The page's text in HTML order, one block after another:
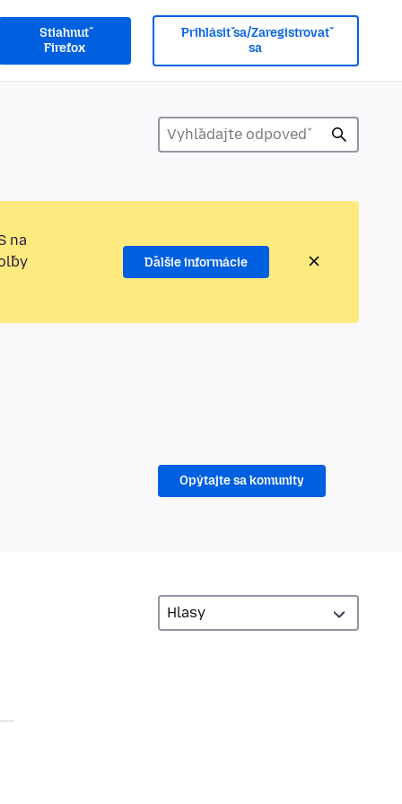
Stiahnuť
Firefox
Prihlásiť sa/Zaregistrovať
sa
na
Ďalšie informácie
Opýtajte sa komunity